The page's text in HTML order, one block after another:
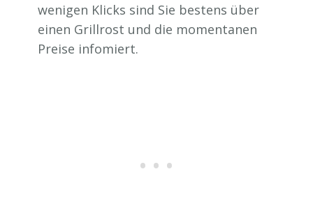
wenigen Klicks sind Sie bestens über
einen Grillrost und die momentanen
Preise infomiert.